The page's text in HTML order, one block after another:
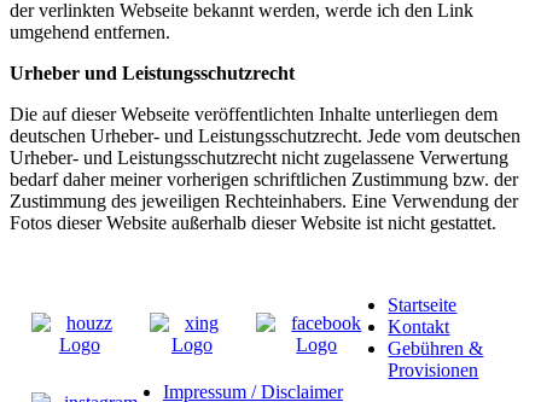
der verlinkten Webseite bekannt werden, werde ich den Link
umgehend entfernen.
Urheber und Leistungsschutzrecht
Die auf dieser Webseite veröffentlichten Inhalte unterliegen dem
deutschen Urheber- und Leistungsschutzrecht. Jede vom deutschen
Urheber- und Leistungsschutzrecht nicht zugelassene Verwertung
bedarf daher meiner vorherigen schriftlichen Zustimmung bzw. der
Zustimmung des jeweiligen Rechteinhabers. Eine Verwendung der
Fotos dieser Website außerhalb dieser Website ist nicht gestattet.
Startseite
Kontakt
Gebühren &
Provisionen
Impressum / Disclaimer